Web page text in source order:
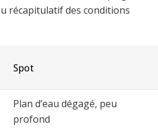
récapitulatif des conditions
Spot
Plan d’eau dégagé, peu
profond